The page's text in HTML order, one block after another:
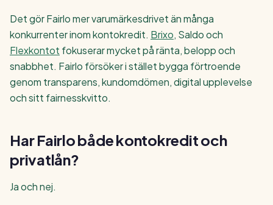
Det gör Fairlo mer varumärkesdrivet än många
konkurrenter inom kontokredit. Brixo, Saldo och
Flexkontot fokuserar mycket på ränta, belopp och
snabbhet. Fairlo försöker i stället bygga förtroende
genom transparens, kundomdömen, digital upplevelse
och sitt fairnesskvitto.
Har Fairlo både kontokredit och
privatlån?
Ja och nej.